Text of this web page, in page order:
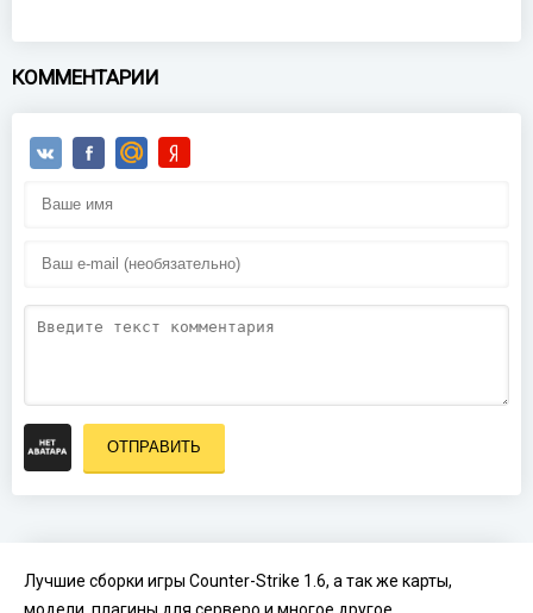
КОММЕНТАРИИ
ОТПРАВИТЬ
Лучшие сборки игры Counter-Strike 1.6, а так же карты,